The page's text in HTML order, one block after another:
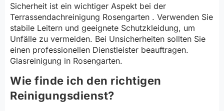
Sicherheit ist ein wichtiger Aspekt bei der
Terrassendachreinigung Rosengarten . Verwenden Sie
stabile Leitern und geeignete Schutzkleidung, um
Unfälle zu vermeiden. Bei Unsicherheiten sollten Sie
einen professionellen Dienstleister beauftragen.
Glasreinigung in Rosengarten.
Wie finde ich den richtigen
Reinigungsdienst?